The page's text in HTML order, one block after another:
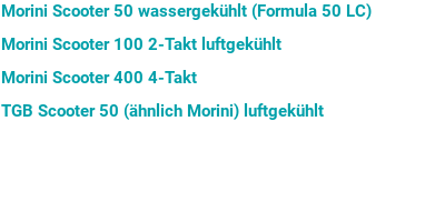
Morini Scooter 50 wassergekühlt (Formula 50 LC)
Morini Scooter 100 2-Takt luftgekühlt
Morini Scooter 400 4-Takt
TGB Scooter 50 (ähnlich Morini) luftgekühlt